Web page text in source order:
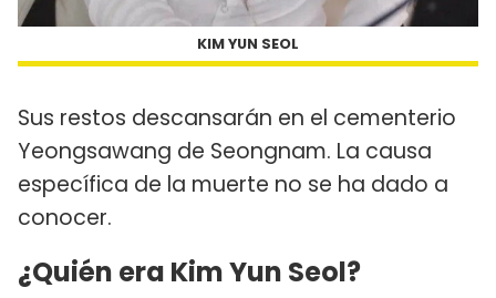
KIM YUN SEOL
Sus restos descansarán en el cementerio
Yeongsawang de Seongnam. La causa
específica de la muerte no se ha dado a
conocer.
¿Quién era Kim Yun Seol?